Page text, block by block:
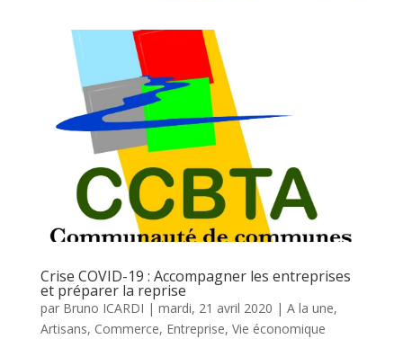
Crise COVID-19 : Accompagner les entreprises
et préparer la reprise
par Bruno ICARDI | mardi, 21 avril 2020 | A la une,
Artisans, Commerce, Entreprise, Vie économique